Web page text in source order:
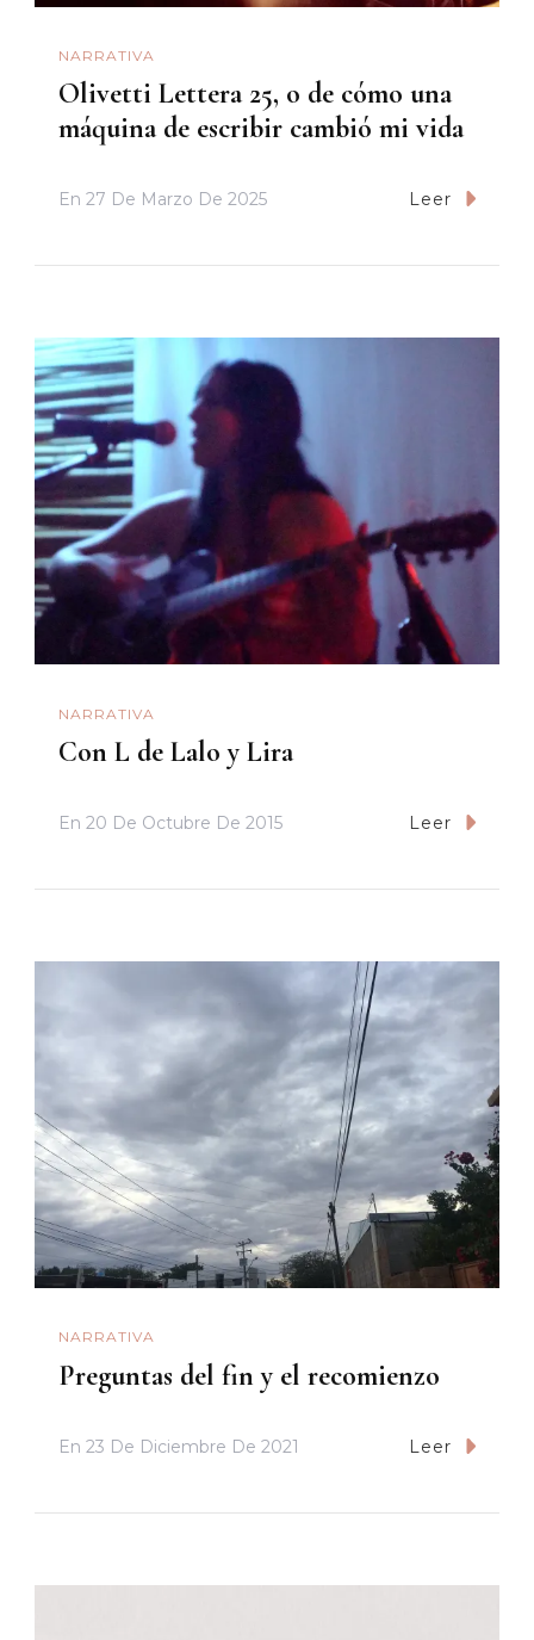
NARRATIVA
Olivetti Lettera 25, o de cómo una
máquina de escribir cambió mi vida
En 27 De Marzo De 2025 Leer
NARRATIVA
Con L de Lalo y Lira
En 20 De Octubre De 2015 Leer
NARRATIVA
Preguntas del fin y el recomienzo
En 23 De Diciembre De 2021 Leer